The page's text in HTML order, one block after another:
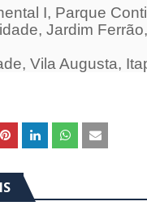
I, Parque
Jardim
Vila Augusta,